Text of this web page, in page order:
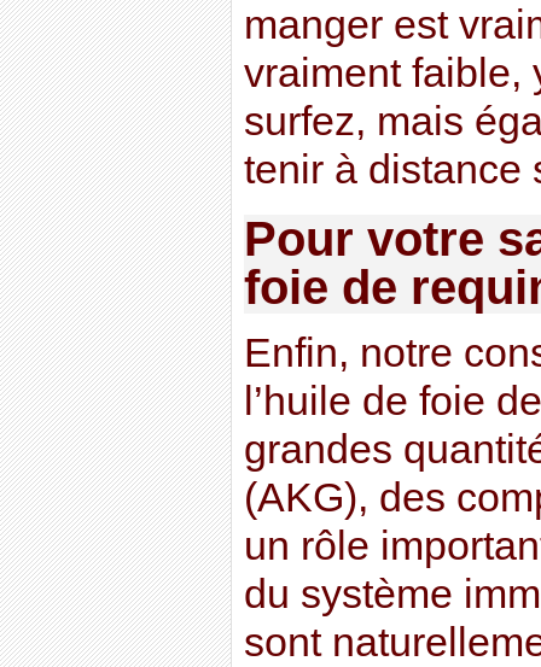
manger est
vraiment faible,
surfez, mais
tenir à distance
Pour votre
foie de
Enfin, notre
l’huile de foie
grandes
(AKG), des
un rôle
du système
sont